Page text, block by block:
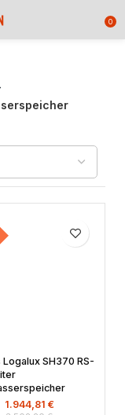
0
Logalux SH370 RS-
1.944,81 €